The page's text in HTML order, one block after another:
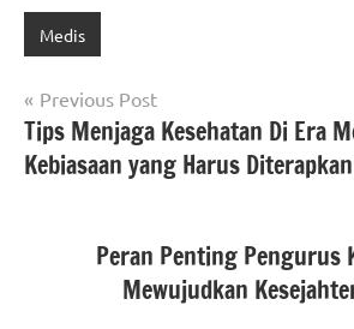
Medis
Post
navigation
Previous Post
Tips Menjaga Kesehatan Di Era
Kebiasaan yang Harus Diterapkan
Peran Penting Pengurus
Mewujudkan